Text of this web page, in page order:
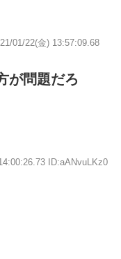
01/22(金) 13:57:09.68
が問題だろ
ID:aANvuLKz0